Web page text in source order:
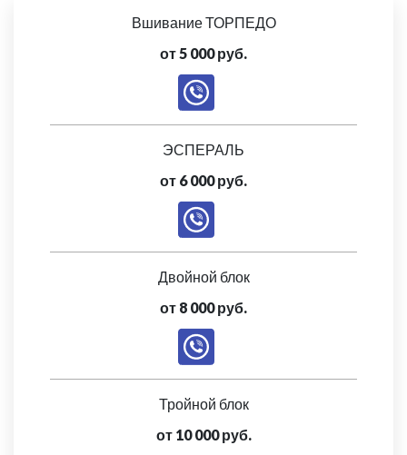
Вшивание ТОРПЕДО
от 5 000 руб.
ЭСПЕРАЛЬ
от 6 000 руб.
Двойной блок
от 8 000 руб.
Тройной блок
от 10 000 руб.